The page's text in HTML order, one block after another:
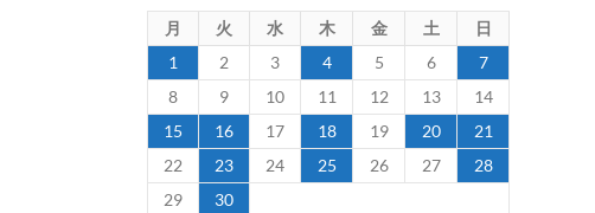
月 火 水 木 金 土
日
1
2 3 4 5 6
7
8
9 10 11 12 13
14
15
16 17 18 19 20
21
22
23 24 25 26 27
28
29
30